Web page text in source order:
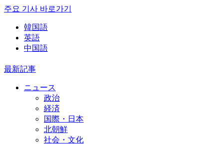
주요 기사 바로가기
韓国語
英語
中国語
最新記事
ニュース
政治
経済
国際・日本
北朝鮮
社会・文化